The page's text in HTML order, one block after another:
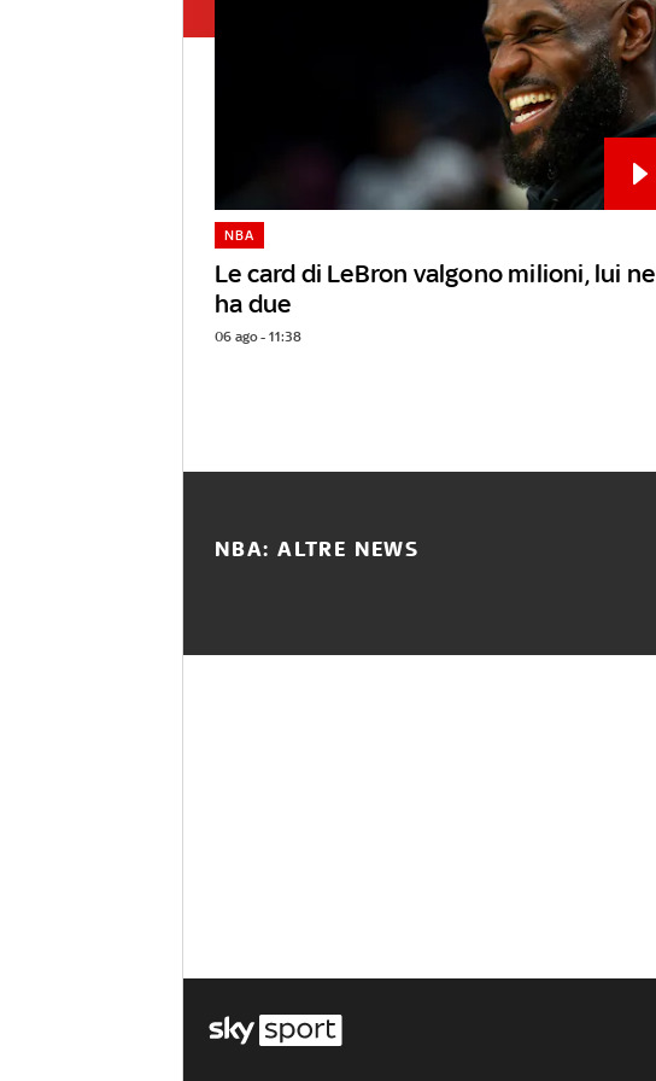
Le card di LeBron valgono milioni, lui ne
ha due
NBA
06 ago - 11:38
NBA: ALTRE NEWS